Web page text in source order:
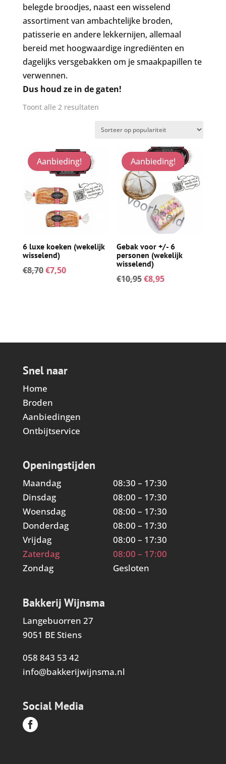
belegde broodjes, naast een wisselend
assortiment van ambachtelijke broden,
patisserie en andere lekkernijen, allemaal
bereid met hoogwaardige ingrediënten en
dagelijks versgebakken om je smaakpapillen te
verwennen.
Dus houd ze in de gaten!
Toont alle 2 resultatenGesorteerd
populariteit
Aanbieding!
6 luxe koeken (wekelijk
wisselend)
€8,70Oorspronkelijke
€7,50Huidige
Aanbieding!
Gebak voor +/- 6
personen (wekelijk
wisselend)
€10,95Oorspronkelijke
€8,95Huidige
Snel naar
Home
Broden
Aanbiedingen
Ontbijtservice
Openingstijden
Maandag
08:30 – 17:30
Dinsdag
08:00 – 17:30
Woensdag
08:00 – 17:30
Donderdag
08:00 – 17:30
Vrijdag
08:00 – 17:30
Zaterdag
08:00 – 17:00
Zondag
Gesloten
Bakkerij Wijnsma
Langebuorren 27
9051 BE Stiens
058 843 53 42
info@bakkerijwijnsma.nl
Social Media
